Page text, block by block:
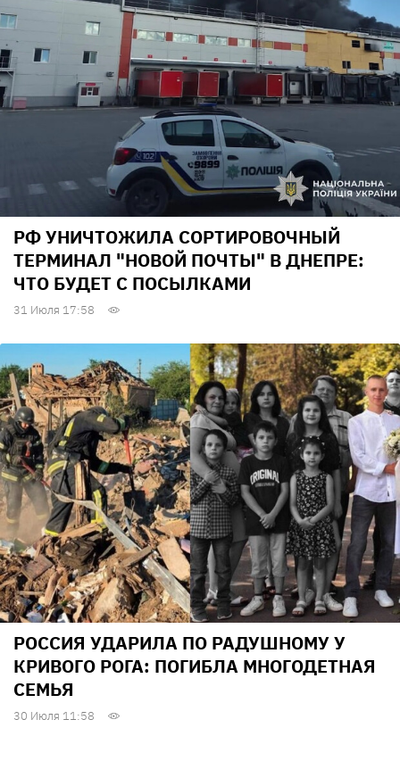
РФ УНИЧТОЖИЛА СОРТИРОВОЧНЫЙ
ТЕРМИНАЛ "НОВОЙ ПОЧТЫ" В ДНЕПРЕ:
ЧТО БУДЕТ С ПОСЫЛКАМИ
31 Июля 17:58
РОССИЯ УДАРИЛА ПО РАДУШНОМУ У
КРИВОГО РОГА: ПОГИБЛА МНОГОДЕТНАЯ
СЕМЬЯ
30 Июля 11:58